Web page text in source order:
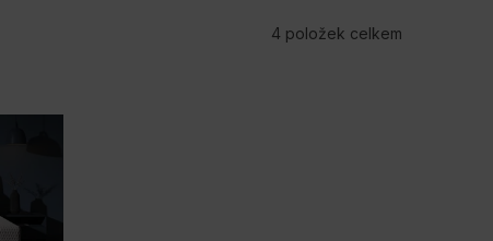
4 položek celkem